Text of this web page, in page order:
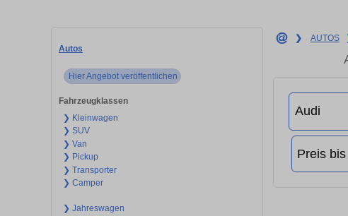
Autos
Hier Angebot veröffentlichen
Fahrzeugklassen
❯ Kleinwagen
❯ SUV
❯ Van
❯ Pickup
❯ Transporter
❯ Camper
❯ Jahreswagen
❯ AUTOS